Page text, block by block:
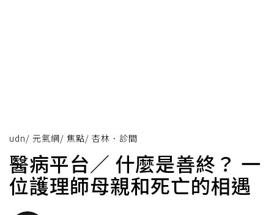
udn/ 元氣網/ 焦點/ 杏林．診間
醫病平台／ 什麼是善終？ 一
位護理師母親和死亡的相遇